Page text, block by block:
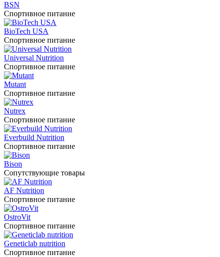
BSN
Спортивное питание
BioTech USA
Спортивное питание
Universal Nutrition
Спортивное питание
Mutant
Спортивное питание
Nutrex
Спортивное питание
Everbuild Nutrition
Спортивное питание
Bison
Сопутствующие товары
AF Nutrition
Спортивное питание
OstroVit
Спортивное питание
Geneticlab nutrition
Спортивное питание